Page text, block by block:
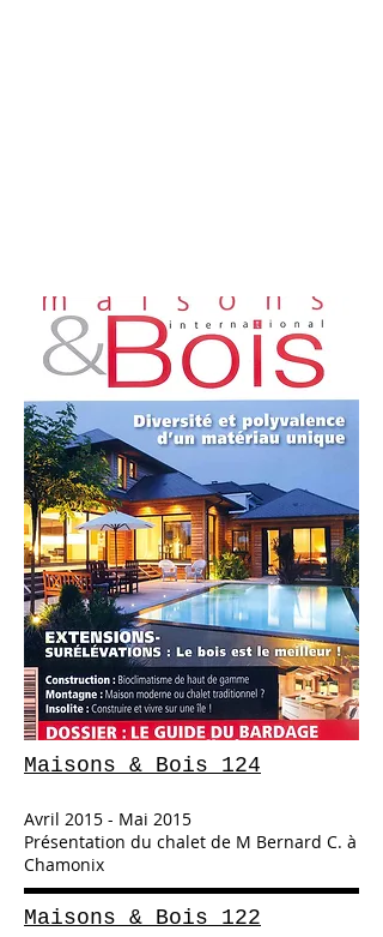
Maisons & Bois 124
Avril 2015 - Mai 2015
Présentation du chalet de M Bernard C. à
Chamonix
Maisons & Bois 122